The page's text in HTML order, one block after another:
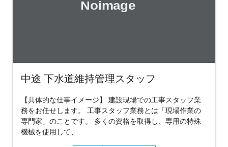
中途 下水道維持管理スタッフ
【具体的な仕事イメージ】 建設現場での工事スタッフ業
務をお任せします。 工事スタッフ業務とは「現場作業の
専門家」のことです。 多くの資格を取得し、専用の特殊
機械を使用して、